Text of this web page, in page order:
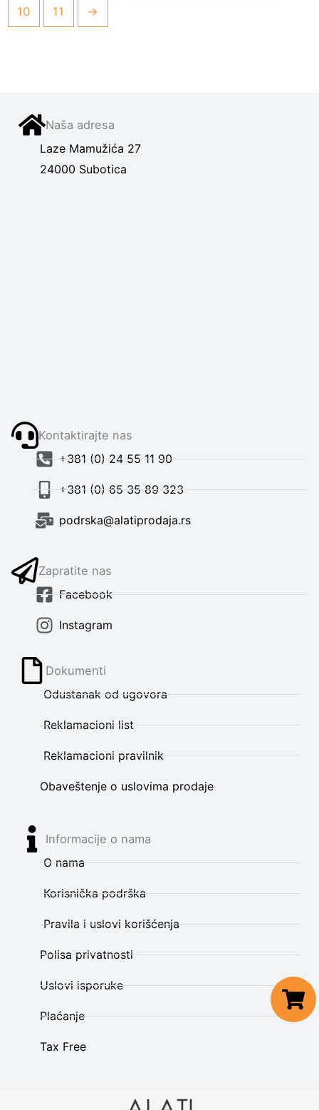
10 11 →
Naša adresa
Laze Mamužića 27
24000 Subotica
Kontaktirajte nas
+381 (0) 24 55 11 90
+381 (0) 65 35 89 323
podrska@alatiprodaja.rs
Zapratite nas
Facebook
Instagram
Dokumenti
Odustanak od ugovora
Reklamacioni list
Reklamacioni pravilnik
Obaveštenje o uslovima prodaje
Informacije o nama
O nama
Korisnička podrška
Pravila i uslovi korišćenja
Polisa privatnosti
Uslovi isporuke
Plaćanje
Tax Free